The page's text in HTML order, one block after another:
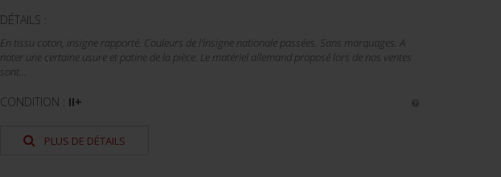
DÉTAILS :
En tissu coton, insigne rapporté. Couleurs de l'insigne nationale passées. Sans marquages. A
noter une certaine usure et patine de la pièce. Le matériel allemand proposé lors de nos ventes
sont...
CONDITION : II+
PLUS DE DÉTAILS